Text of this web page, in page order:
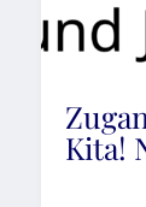
Kita!